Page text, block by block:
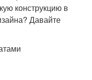
конструкцию в
Давайте